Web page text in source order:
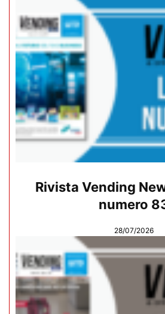
Rivista Vending
numero
28/07/2026